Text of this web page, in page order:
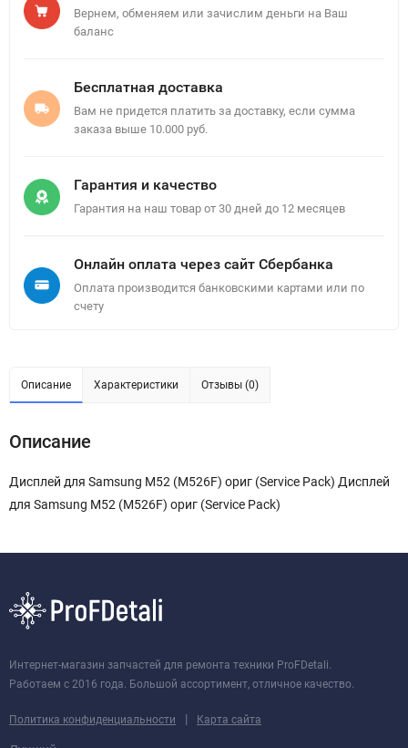
Вернем, обменяем или зачислим деньги на Ваш
баланс
Бесплатная доставка
Вам не придется платить за доставку, если сумма
заказа выше 10.000 руб.
Гарантия и качество
Гарантия на наш товар от 30 дней до 12 месяцев
Онлайн оплата через сайт Сбербанка
Оплата производится банковскими картами или по
счету
Описание Характеристики Отзывы (0)
Описание
Дисплей для Samsung M52 (M526F) ориг (Service Pack) Дисплей
для Samsung M52 (M526F) ориг (Service Pack)
Интернет-магазин запчастей для ремонта техники ProFDetali.
Работаем с 2016 года. Большой ассортимент, отличное качество.
Политика конфиденциальности | Карта сайта